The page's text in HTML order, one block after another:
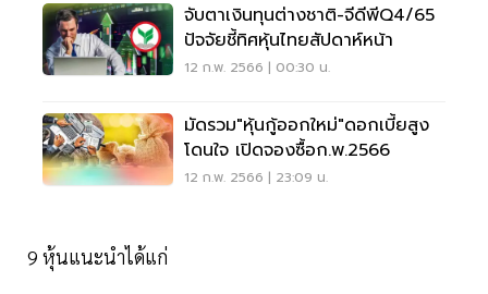
จับตาเงินทุนต่างชาติ-จีดีพีQ4/65
ปัจจัยชี้ทิศหุ้นไทยสัปดาห์หน้า
12 ก.พ. 2566 | 00:30 น.
มัดรวม"หุ้นกู้ออกใหม่"ดอกเบี้ยสูง
โดนใจ เปิดจองซื้อก.พ.2566
12 ก.พ. 2566 | 23:09 น.
9 หุ้นแนะนำได้แก่